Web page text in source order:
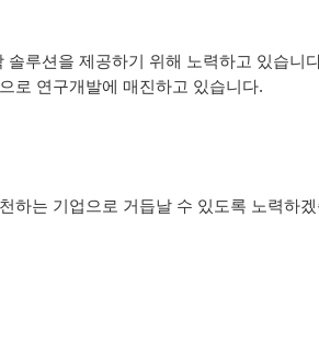
루션을 제공하기 위해 노력하고 있습니
로 연구개발에 매진하고 있습니다.
하는 기업으로 거듭날 수 있도록 노력하